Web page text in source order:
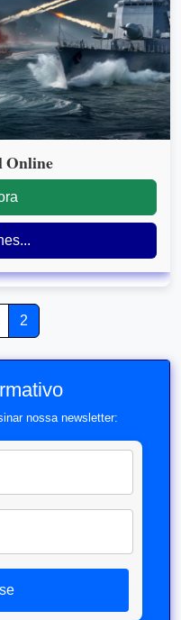
Online
2
nossa newsletter: